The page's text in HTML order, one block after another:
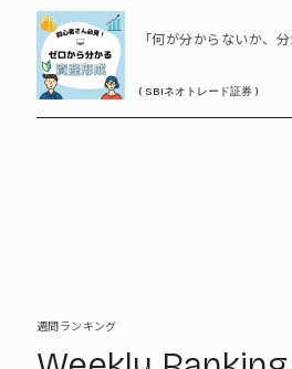
PR
( SBIネオトレード証券 )
週間ランキング